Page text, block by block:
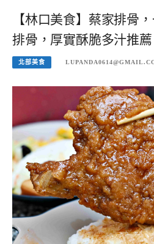
【林口美食】蔡家排骨
排骨，厚實酥脆多汁推薦
北部美食